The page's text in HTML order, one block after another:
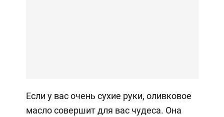
Если у вас очень сухие руки, оливковое
масло совершит для вас чудеса. Она